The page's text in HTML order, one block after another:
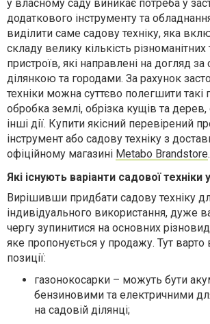
у власному саду виникає потреба у
додаткового інструменту та
виділити саме садову техніку, яка
складу велику кількість різноманітних
пристроїв, які направлені на догляд
ділянкою та городами. За рахунок
техніки можна суттєво полегшити такі
обробка землі, обрізка кущів та
інші дії. Купити якісний перевірений
інструмент або садову техніку з
офіційному магазині Metabo Brandstore.
Які існують варіанти садової
Вирішивши придбати садову техніку
індивідуального використання, дуже
чергу зупинитися на основних
яке пропонується у продажу. Тут варто
позиції:
газонокосарки – можуть бути
бензиновими та електричними
на садовій ділянці;